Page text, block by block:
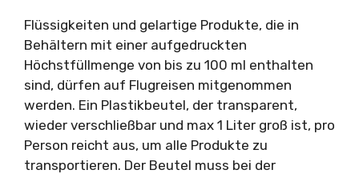
Flüssigkeiten und gelartige Produkte, die in
Behältern mit einer aufgedruckten
Höchstfüllmenge von bis zu 100 ml enthalten
sind, dürfen auf Flugreisen mitgenommen
werden. Ein Plastikbeutel, der transparent,
wieder verschließbar und max 1 Liter groß ist, pro
Person reicht aus, um alle Produkte zu
transportieren. Der Beutel muss bei der